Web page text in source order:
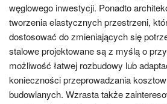
węglowego inwestycji. Ponadto
tworzenia elastycznych przestrzeni,
dostosować do zmieniających się
stalowe projektowane są z myślą o
możliwość łatwej rozbudowy lub
konieczności przeprowadzania
budowlanych. Wzrasta także